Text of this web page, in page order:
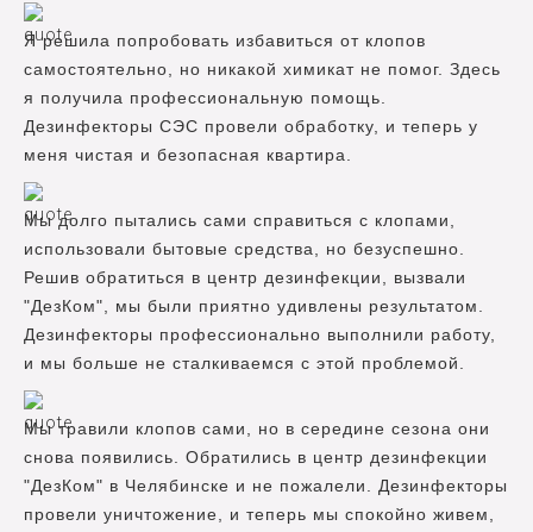
Я решила попробовать избавиться от клопов
самостоятельно, но никакой химикат не помог. Здесь
я получила профессиональную помощь.
Дезинфекторы СЭС провели обработку, и теперь у
меня чистая и безопасная квартира.
Мы долго пытались сами справиться с клопами,
использовали бытовые средства, но безуспешно.
Решив обратиться в центр дезинфекции, вызвали
"ДезКом", мы были приятно удивлены результатом.
Дезинфекторы профессионально выполнили работу,
и мы больше не сталкиваемся с этой проблемой.
Мы травили клопов сами, но в середине сезона они
снова появились. Обратились в центр дезинфекции
"ДезКом" в Челябинске и не пожалели. Дезинфекторы
провели уничтожение, и теперь мы спокойно живем,